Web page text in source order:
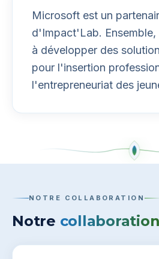
Microsoft est un
d'Impact'Lab. Ensemble,
à développer des
pour l'insertion
l'entrepreneuriat des
NOTRE COLLABORATION
Notre collaboration